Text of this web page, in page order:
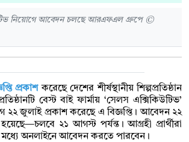
নিয়োগে আবেদন চলছে আরএফএল গ্রুপে ©
প্রকাশকরেছে দেশের শীর্ষস্থানীয় শিল্পপ্রতিষ্ঠান
বেস্ট বাই ফার্মায় ‘সেলস এক্সিকিউটিভ’
২২ জুলাই প্রকাশ করেছে এ বিজ্ঞপ্তি। আবেদন ২২
২১ আগস্ট পর্যন্ত। আগ্রহী প্রার্থীরা
অনলাইনে আবেদন করতে পারবেন।